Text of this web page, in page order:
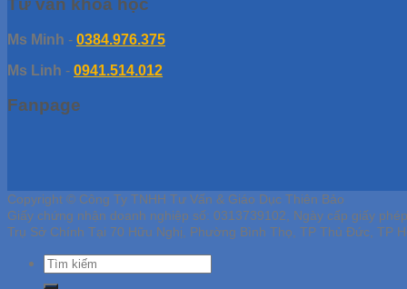
Tư vấn khóa học
Ms Minh - 0384.976.375
Ms Linh - 0941.514.012
Fanpage
Copyright © Công Ty TNHH Tư Vấn & Giáo Dục Thiên Bảo
Giấy chứng nhận doanh nghiệp số: 0313739102, Ngày cấp giấy
Trụ Sở Chính Tại 70 Hữu Nghị, Phường Bình Thọ, TP Thủ Đức, TP